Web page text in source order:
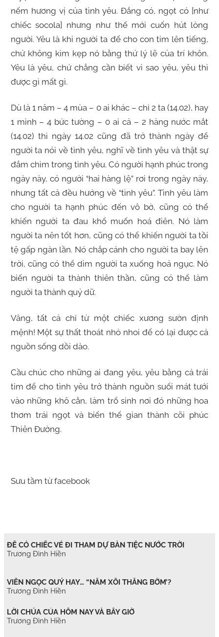
nếm hương vị của tình yêu. Đắng có, ngọt có [như
chiếc socola] nhưng như thế mới cuốn hút lòng
người. Yêu là khi người ta để cho con tim lên tiếng,
chứ không kìm kẹp nó bằng thứ lý lẽ của trí khôn.
Yêu là yêu, chứ chẳng cần biết vì sao yêu, yêu thì
được gì mất gì.
Dù là 1 năm – 4 mùa – 0 ai khác – chỉ 2 ta (14.02), hay
1 mình – 4 bức tường – 0 ai cả – 2 hàng nước mắt
(14.02) thì ngày 14.02 cũng đã trở thành ngày để
người ta nói về tình yêu, nghĩ về tình yêu và thật sự
đắm chìm trong tình yêu. Có người hạnh phúc trong
ngày này, có người “hai hàng lệ” rơi trong ngày này,
nhưng tất cả đều hướng về “tình yêu”. Tình yêu làm
cho người ta hạnh phúc đến vô bờ, cũng có thể
khiến người ta đau khổ muốn hoá điên. Nó làm
người ta nên tốt hơn, cũng có thể khiến người ta tồi
tệ gấp ngàn lần. Nó chắp cánh cho người ta bay lên
trời, cũng có thể dìm người ta xuống hoả ngục. Nó
biến người ta thành thiên thần, cũng có thể làm
người ta thành quỷ dữ.
Vâng, tất cả chỉ từ một chiếc xương sườn định
mệnh! Một sự thất thoát nhỏ nhoi để có lại được cả
nguồn sống dồi dào.
Cầu chúc cho những ai đang yêu, yêu bằng cả trái
tim để cho tình yêu trở thành nguồn suối mát tưới
vào những khô cằn, làm trổ sinh nơi đó những hoa
thơm trái ngọt và biến thế gian thành cõi phúc
Thiên Đường.
Sưu tầm từ facebook
ĐỂ CÓ CHIẾC VÉ ĐI THAM DỰ BÀN TIỆC NƯỚC TRỜI
Trương Đình Hiền
VIÊN NGỌC QUÝ HAY… “NẮM XÔI THẰNG BỜM’?
Trương Đình Hiền
LỜI CHÚA CỦA HÔM NAY VÀ BÂY GIỜ
Trương Đình Hiền